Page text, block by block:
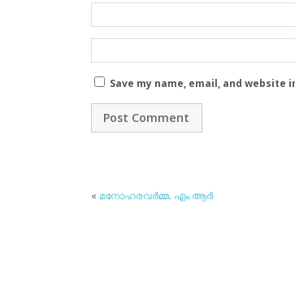
Save my name, email, and
« മനോഹരവര്‍മ്മ. എം.ആര്‍